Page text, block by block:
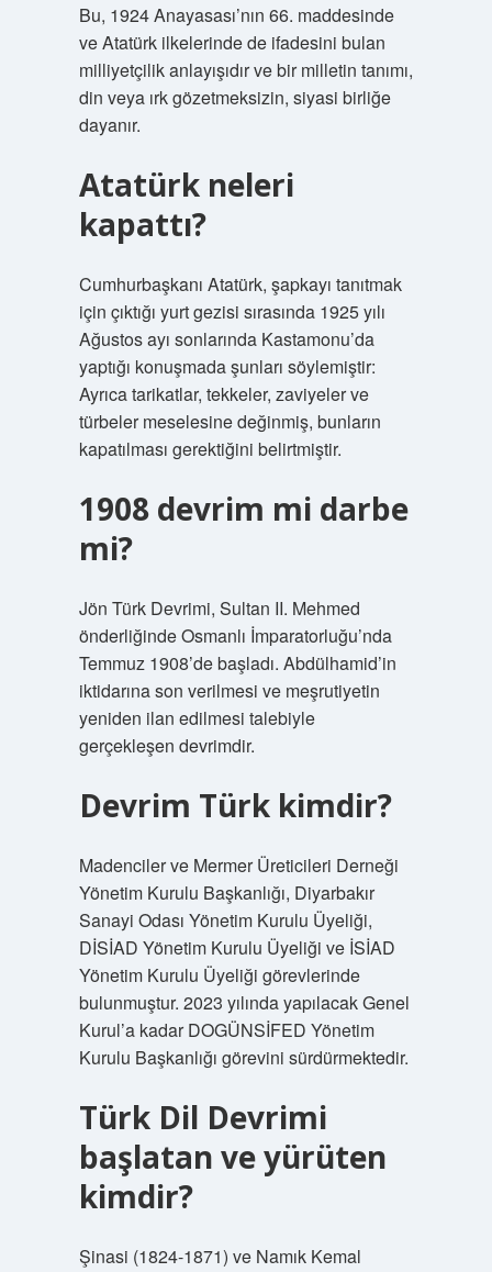
Bu, 1924 Anayasası’nın 66. maddesinde
ve Atatürk ilkelerinde de ifadesini bulan
milliyetçilik anlayışıdır ve bir milletin tanımı,
din veya ırk gözetmeksizin, siyasi birliğe
dayanır.
Atatürk neleri
kapattı?
Cumhurbaşkanı Atatürk, şapkayı tanıtmak
için çıktığı yurt gezisi sırasında 1925 yılı
Ağustos ayı sonlarında Kastamonu’da
yaptığı konuşmada şunları söylemiştir:
Ayrıca tarikatlar, tekkeler, zaviyeler ve
türbeler meselesine değinmiş, bunların
kapatılması gerektiğini belirtmiştir.
1908 devrim mi darbe
mi?
Jön Türk Devrimi, Sultan II. Mehmed
önderliğinde Osmanlı İmparatorluğu’nda
Temmuz 1908’de başladı. Abdülhamid’in
iktidarına son verilmesi ve meşrutiyetin
yeniden ilan edilmesi talebiyle
gerçekleşen devrimdir.
Devrim Türk kimdir?
Madenciler ve Mermer Üreticileri Derneği
Yönetim Kurulu Başkanlığı, Diyarbakır
Sanayi Odası Yönetim Kurulu Üyeliği,
DİSİAD Yönetim Kurulu Üyeliği ve İSİAD
Yönetim Kurulu Üyeliği görevlerinde
bulunmuştur. 2023 yılında yapılacak Genel
Kurul’a kadar DOGÜNSİFED Yönetim
Kurulu Başkanlığı görevini sürdürmektedir.
Türk Dil Devrimi
başlatan ve yürüten
kimdir?
Şinasi (1824-1871) ve Namık Kemal